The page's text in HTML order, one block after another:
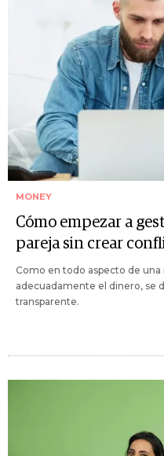
MONEY
Cómo empezar a
pareja sin crear
Como en todo aspecto de una
adecuadamente el dinero, se
transparente.